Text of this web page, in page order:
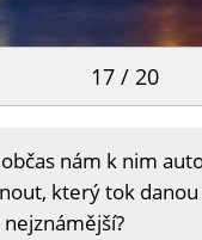
17 / 20
nám k nim
který tok